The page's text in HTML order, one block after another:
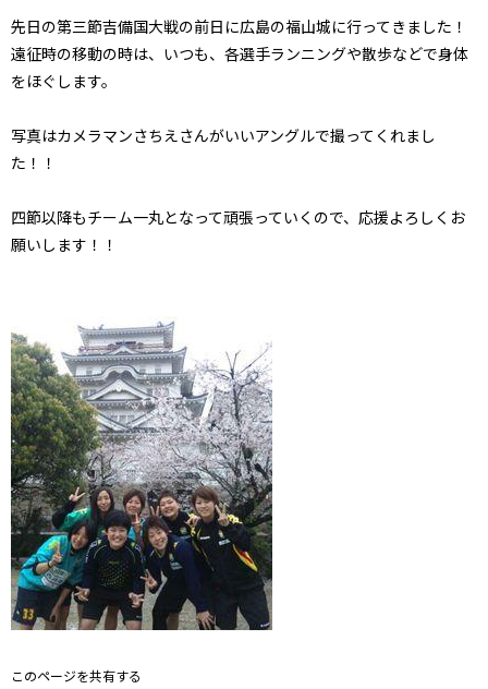
先日の第三節吉備国大戦の前日に広島の福山城に行ってきました！
遠征時の移動の時は、いつも、各選手ランニングや散歩などで身体
をほぐします。
写真はカメラマンさちえさんがいいアングルで撮ってくれまし
た！！
四節以降もチーム一丸となって頑張っていくので、応援よろしくお
願いします！！
このページを共有する